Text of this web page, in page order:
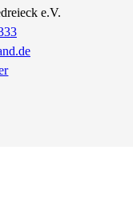
e.V.